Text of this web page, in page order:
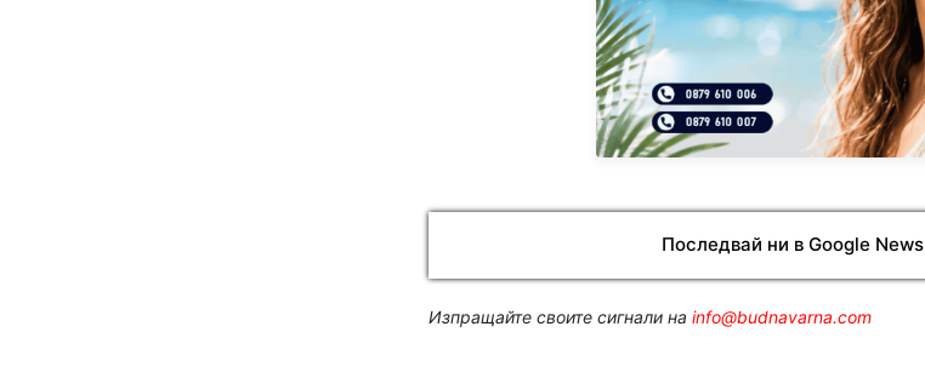
Последвай ни в Google News
Изпращайте своите сигнали на info@budnavarna.com